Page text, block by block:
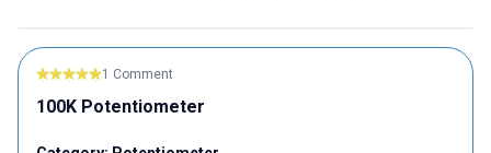
1 Comment
100K Potentiometer